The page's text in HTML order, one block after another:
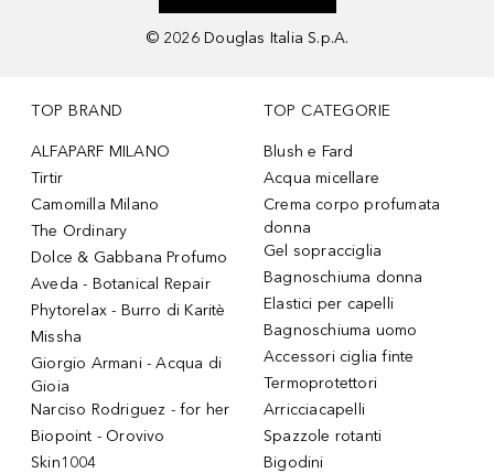
© 2026 Douglas Italia S.p.A.
TOP BRAND
ALFAPARF MILANO
Tirtir
Camomilla Milano
The Ordinary
Dolce & Gabbana Profumo
Aveda - Botanical Repair
Phytorelax - Burro di Karitè
Missha
Giorgio Armani - Acqua di
Gioia
Narciso Rodriguez - for her
Biopoint - Orovivo
Skin1004
TOP CATEGORIE
Blush e Fard
Acqua micellare
Crema corpo profumata
donna
Gel sopracciglia
Bagnoschiuma donna
Elastici per capelli
Bagnoschiuma uomo
Accessori ciglia finte
Termoprotettori
Arricciacapelli
Spazzole rotanti
Bigodini